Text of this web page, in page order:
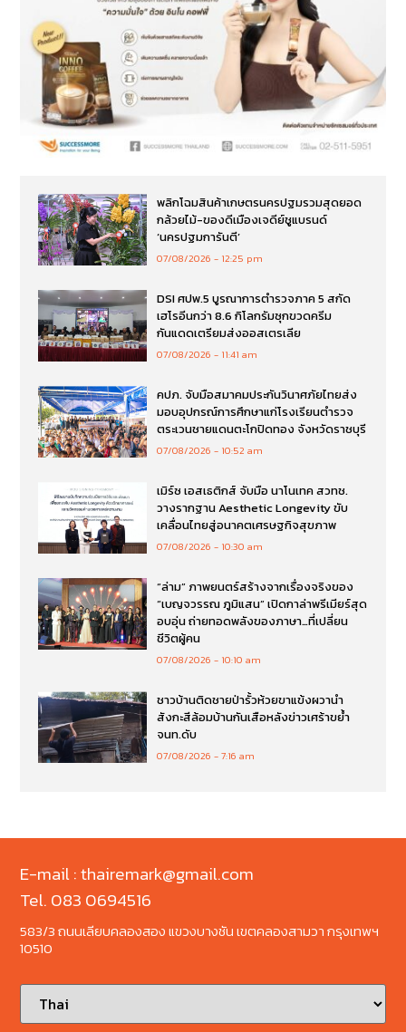
พลิกโฉมสินค้าเกษตรนครปฐมรวมสุดยอด
กล้วยไม้-ของดีเมืองเจดีย์ชูแบรนด์
‘นครปฐมการันตี’
07/08/2026 12:25 pm
DSI ศปพ.5 บูรณาการตำรวจภาค 5 สกัด
เฮโรอีนกว่า 8.6 กิโลกรัมซุกขวดครีม
กันแดดเตรียมส่งออสเตรเลีย
07/08/2026 11:41 am
คปภ. จับมือสมาคมประกันวินาศภัยไทยส่ง
มอบอุปกรณ์การศึกษาแก่โรงเรียนตำรวจ
ตระเวนชายแดนตะโกปิดทอง จังหวัดราชบุรี
07/08/2026 10:52 am
เมิร์ซ เอสเธติกส์ จับมือ นาโนเทค สวทช.
วางรากฐาน Aesthetic Longevity ขับ
เคลื่อนไทยสู่อนาคตเศรษฐกิจสุขภาพ
07/08/2026 10:30 am
“ล่าม” ภาพยนตร์สร้างจากเรื่องจริงของ
“เบญจวรรณ ภูมิแสน” เปิดกาล่าพรีเมียร์สุด
อบอุ่น ถ่ายทอดพลังของภาษา…ที่เปลี่ยน
ชีวิตผู้คน
07/08/2026 10:10 am
ชาวบ้านติดชายป่ารั้วห้วยขาแข้งผวานำ
สังกะสีล้อมบ้านกันเสือหลังข่าวเศร้าขย้ำ
จนท.ดับ
07/08/2026 7:16 am
E-mail : thairemark@gmail.com
Tel. 083 0694516
583/3 ถนนเลียบคลองสอง แขวงบางชัน เขตคลองสามวา กรุงเทพฯ
10510